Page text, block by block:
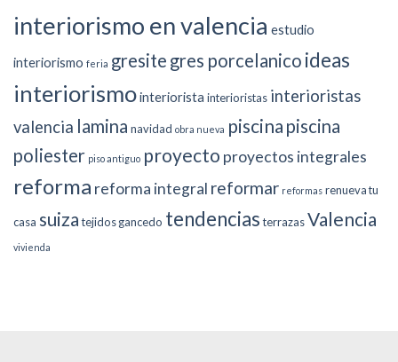
interiorismo en valencia estudio
interiorismo feria gresite gres porcelanico ideas
interiorismointeriorista interioristas interioristas
valencia lamina navidad obra nueva piscina piscina
poliester piso antiguo proyecto proyectos integrales
reforma reforma integral reformar reformas renueva tu
casa suiza tejidos gancedo tendencias terrazasValencia
vivienda